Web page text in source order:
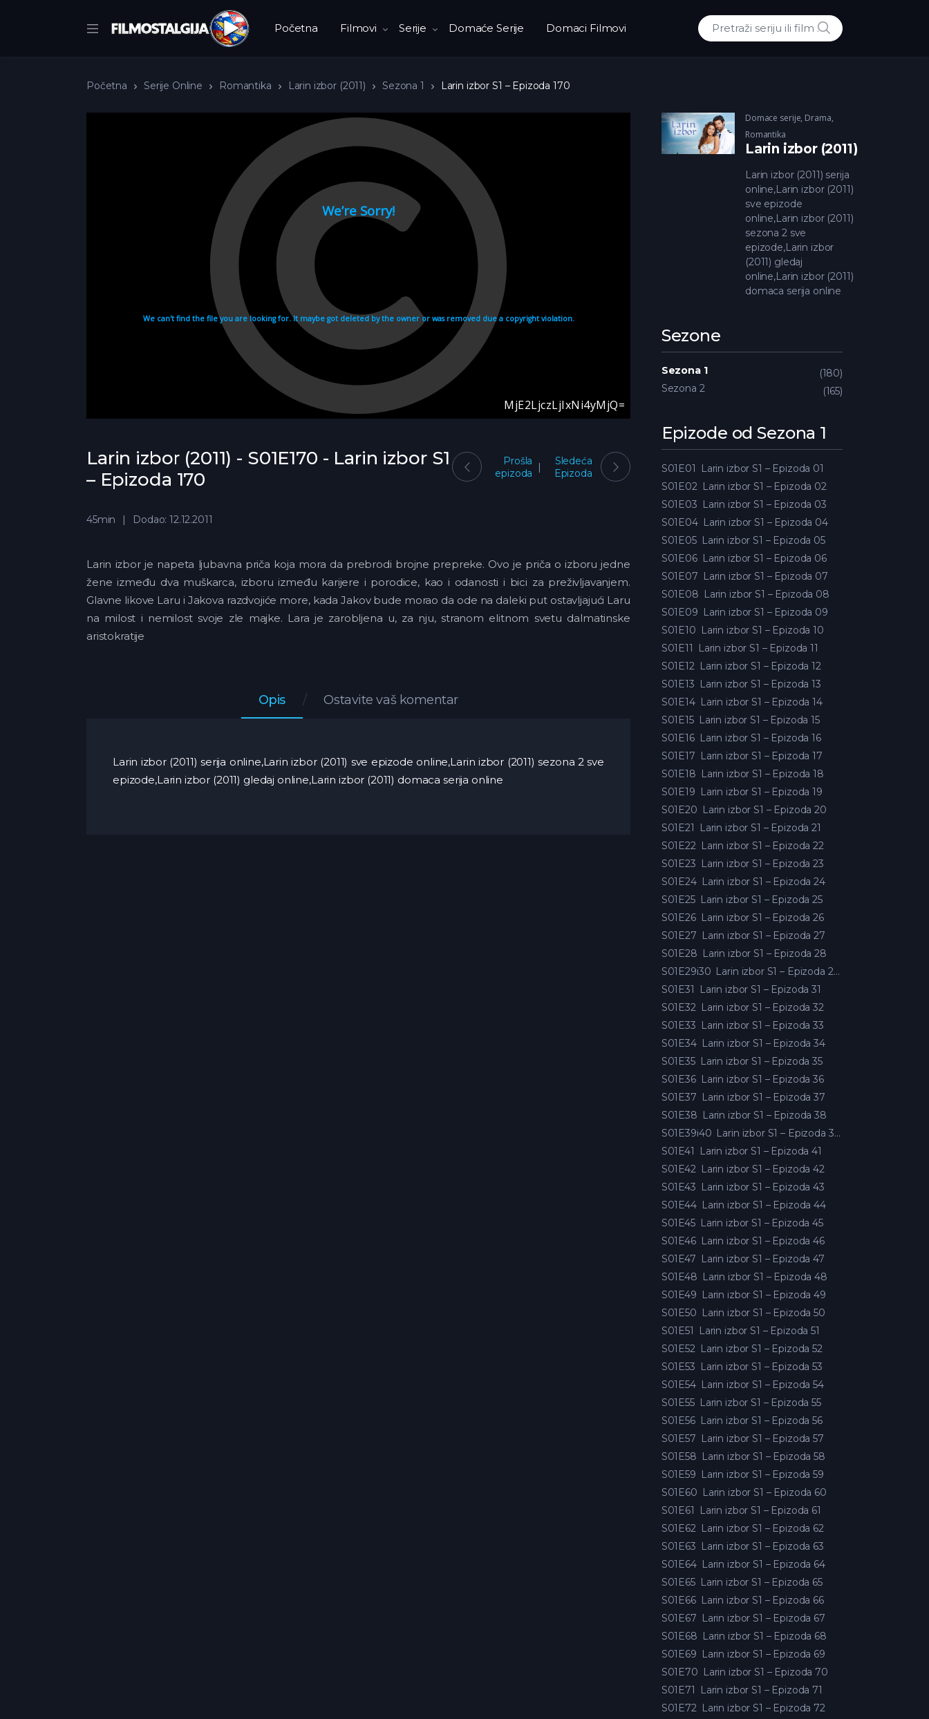
Početna Filmovi Serije Domaće Serije Domaci Filmovi
Traži:
POTRAZI
Početna Serije Online Romantika Larin izbor (2011) Sezona 1 Larin izbor S1 – Epizoda 170
Larin izbor (2011) - S01E170 - Larin izbor S1
– Epizoda 170
Prošla
epizoda
Sledeća
Epizoda
45min Dodao: 12.12.2011
Larin izbor je napeta ljubavna priča koja mora da prebrodi brojne prepreke. Ovo je priča o izboru jedne
žene između dva muškarca, izboru između karijere i porodice, kao i odanosti i bici za preživljavanjem.
Glavne likove Laru i Jakova razdvojiće more, kada Jakov bude morao da ode na daleki put ostavljajući Laru
na milost i nemilost svoje zle majke. Lara je zarobljena u, za nju, stranom elitnom svetu dalmatinske
aristokratije
Opis Ostavite vaš komentar
Larin izbor (2011) serija online,Larin izbor (2011) sve epizode online,Larin izbor (2011) sezona 2 sve
epizode,Larin izbor (2011) gledaj online,Larin izbor (2011) domaca serija online
Domace serije, Drama,
Romantika
Larin izbor (2011)
Larin izbor (2011) serija
online,Larin izbor (2011)
sve epizode
online,Larin izbor (2011)
sezona 2 sve
epizode,Larin izbor
(2011) gledaj
online,Larin izbor (2011)
domaca serija online
Sezone
Sezona 1
180
Sezona 2
165
Epizode od Sezona 1
S01E01
Larin izbor S1 – Epizoda 01
S01E02 Larin izbor S1 – Epizoda 02
S01E03 Larin izbor S1 – Epizoda 03
S01E04 Larin izbor S1 – Epizoda 04
S01E05 Larin izbor S1 – Epizoda 05
S01E06 Larin izbor S1 – Epizoda 06
S01E07 Larin izbor S1 – Epizoda 07
S01E08 Larin izbor S1 – Epizoda 08
S01E09 Larin izbor S1 – Epizoda 09
S01E10 Larin izbor S1 – Epizoda 10
S01E11
Larin izbor S1 – Epizoda 11
S01E12 Larin izbor S1 – Epizoda 12
S01E13 Larin izbor S1 – Epizoda 13
S01E14 Larin izbor S1 – Epizoda 14
S01E15 Larin izbor S1 – Epizoda 15
S01E16 Larin izbor S1 – Epizoda 16
S01E17 Larin izbor S1 – Epizoda 17
S01E18 Larin izbor S1 – Epizoda 18
S01E19 Larin izbor S1 – Epizoda 19
S01E20 Larin izbor S1 – Epizoda 20
S01E21
Larin izbor S1 – Epizoda 21
S01E22 Larin izbor S1 – Epizoda 22
S01E23 Larin izbor S1 – Epizoda 23
S01E24 Larin izbor S1 – Epizoda 24
S01E25 Larin izbor S1 – Epizoda 25
S01E26 Larin izbor S1 – Epizoda 26
S01E27 Larin izbor S1 – Epizoda 27
S01E28 Larin izbor S1 – Epizoda 28
S01E29i30
Larin izbor S1 – Epizoda 29 i 30
S01E31
Larin izbor S1 – Epizoda 31
S01E32 Larin izbor S1 – Epizoda 32
S01E33 Larin izbor S1 – Epizoda 33
S01E34 Larin izbor S1 – Epizoda 34
S01E35 Larin izbor S1 – Epizoda 35
S01E36 Larin izbor S1 – Epizoda 36
S01E37 Larin izbor S1 – Epizoda 37
S01E38 Larin izbor S1 – Epizoda 38
S01E39i40
Larin izbor S1 – Epizoda 39 i 40
S01E41
Larin izbor S1 – Epizoda 41
S01E42 Larin izbor S1 – Epizoda 42
S01E43 Larin izbor S1 – Epizoda 43
S01E44 Larin izbor S1 – Epizoda 44
S01E45 Larin izbor S1 – Epizoda 45
S01E46 Larin izbor S1 – Epizoda 46
S01E47 Larin izbor S1 – Epizoda 47
S01E48 Larin izbor S1 – Epizoda 48
S01E49 Larin izbor S1 – Epizoda 49
S01E50 Larin izbor S1 – Epizoda 50
S01E51
Larin izbor S1 – Epizoda 51
S01E52 Larin izbor S1 – Epizoda 52
S01E53 Larin izbor S1 – Epizoda 53
S01E54 Larin izbor S1 – Epizoda 54
S01E55 Larin izbor S1 – Epizoda 55
S01E56 Larin izbor S1 – Epizoda 56
S01E57 Larin izbor S1 – Epizoda 57
S01E58 Larin izbor S1 – Epizoda 58
S01E59 Larin izbor S1 – Epizoda 59
S01E60 Larin izbor S1 – Epizoda 60
S01E61
Larin izbor S1 – Epizoda 61
S01E62 Larin izbor S1 – Epizoda 62
S01E63 Larin izbor S1 – Epizoda 63
S01E64 Larin izbor S1 – Epizoda 64
S01E65 Larin izbor S1 – Epizoda 65
S01E66 Larin izbor S1 – Epizoda 66
S01E67 Larin izbor S1 – Epizoda 67
S01E68 Larin izbor S1 – Epizoda 68
S01E69 Larin izbor S1 – Epizoda 69
S01E70 Larin izbor S1 – Epizoda 70
S01E71
Larin izbor S1 – Epizoda 71
S01E72 Larin izbor S1 – Epizoda 72